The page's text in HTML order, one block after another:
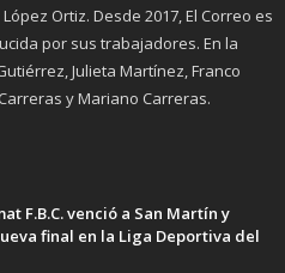
Ortiz. Desde 2017, El Correo es
por sus trabajadores. En la
Julieta Martínez, Franco
y Mariano Carreras.
F.B.C. venció a San Martín y
final en la Liga Deportiva del